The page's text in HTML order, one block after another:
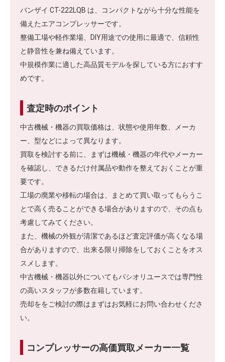
バンザイ CT-222LQB は、コンパクトながら十分な性能を
備えたエアコンプレッサーです。
整備工場や軽作業場、DIY用途での使用に最適で、信頼性
と静音性を兼ね備えています。
中規模作業に適した高品質モデルを探している方におすす
めです。
査定時のポイント
中古機械・機器の買取価格は、状態や使用年数、メーカ
ー、型などによって異なります。
買取を検討する前に、まずは機械・機器の年代やメーカー
を確認し、できるだけ付属品や動作を整えておくことが重
要です。
工場の廃業や移転の場合は、まとめて買い取ってもらうこ
とで高く売ることができる場合がありますので、その点も
考慮してみてください。
また、機械の外観が清潔であるほど査定評価が高くなる場
合がありますので、出来る限り掃除をしておくことをオス
スメします。
中古機械・機器以外についてもパシオリユースでは専門性
の高いスタッフが多数在籍しています。
売却ををご検討の際はまずはお気軽にお問い合わせくださ
い。
コンプレッサーの高価買取メーカー一覧